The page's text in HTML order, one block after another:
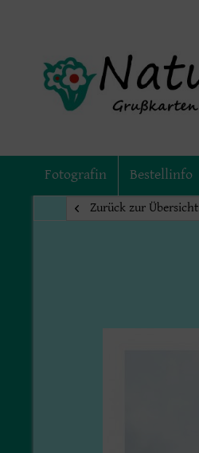
Fotografin Bestellinfo
Zurück zur Übersicht